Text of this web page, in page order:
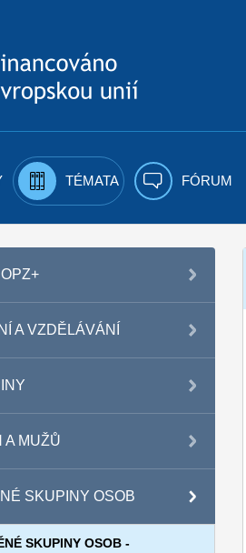
TÉMATA FÓRUM
A VZDĚLÁVÁNÍ
A MUŽŮ
SKUPINY OSOB
SKUPINY OSOB -